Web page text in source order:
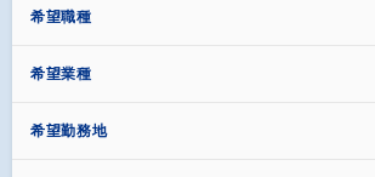
希望職種
希望業種
希望勤務地